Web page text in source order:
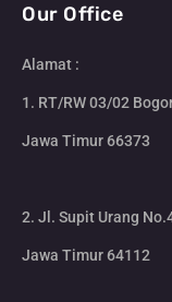
Our Office
Alamat :
1. RT/RW 03/02
Jawa Timur 66373
2. Jl. Supit Urang
Jawa Timur 64112